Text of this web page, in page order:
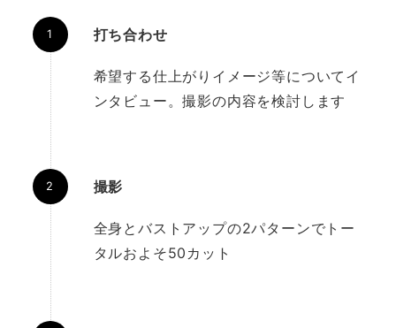
打ち合わせ
希望する仕上がりイメージ等についてイ
ンタビュー。撮影の内容を検討します
撮影
全身とバストアップの2パターンでトー
タルおよそ50カット